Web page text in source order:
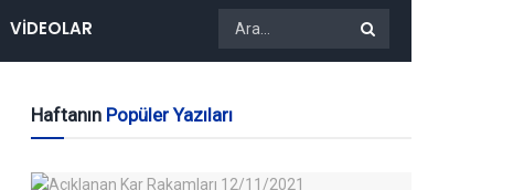
VIDEOLAR
Haftanın Popüler Yazıları